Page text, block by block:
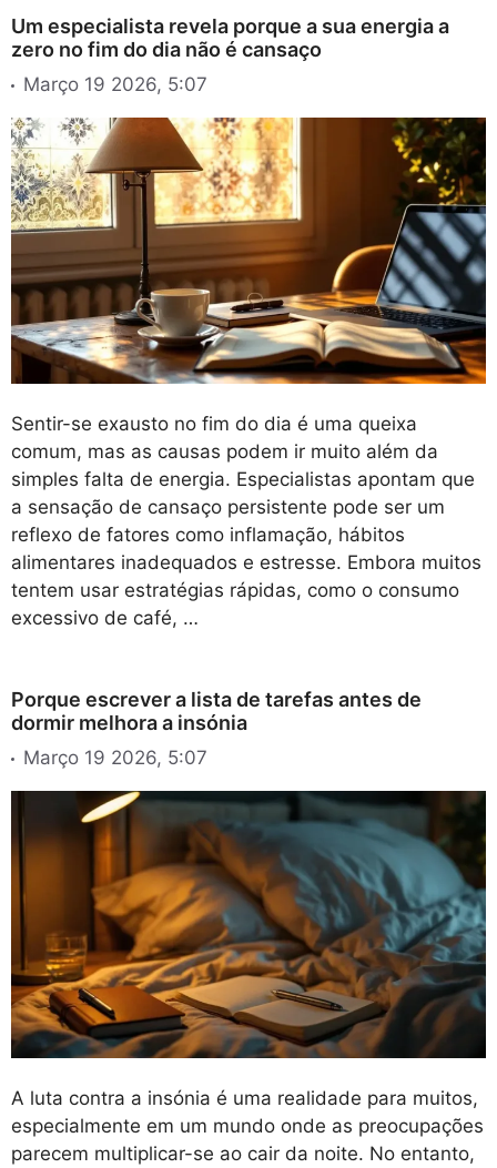
Um especialista revela porque a sua energia a
zero no fim do dia não é cansaço
Março 19 2026, 5:07
Sentir-se exausto no fim do dia é uma queixa
comum, mas as causas podem ir muito além da
simples falta de energia. Especialistas apontam que
a sensação de cansaço persistente pode ser um
reflexo de fatores como inflamação, hábitos
alimentares inadequados e estresse. Embora muitos
tentem usar estratégias rápidas, como o consumo
excessivo de café, …
Porque escrever a lista de tarefas antes de
dormir melhora a insónia
Março 19 2026, 5:07
A luta contra a insónia é uma realidade para muitos,
especialmente em um mundo onde as preocupações
parecem multiplicar-se ao cair da noite. No entanto,